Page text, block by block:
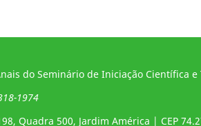
do Seminário de Iniciação Científica e
1974
Quadra 500, Jardim América | CEP